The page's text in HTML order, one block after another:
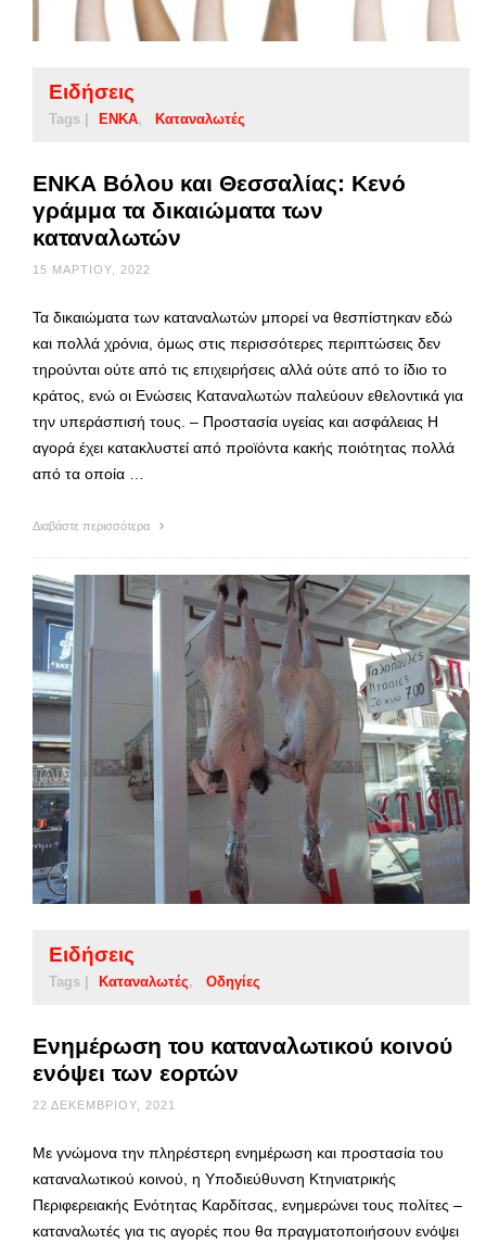
Ειδήσεις
Tags | ΕΝΚΑ Καταναλωτές
ΕΝΚΑ Βόλου και Θεσσαλίας: Κενό
γράμμα τα δικαιώματα των
καταναλωτών
15 ΜΑΡΤΊΟΥ, 2022
Τα δικαιώματα των καταναλωτών μπορεί να θεσπίστηκαν εδώ
και πολλά χρόνια, όμως στις περισσότερες περιπτώσεις δεν
τηρούνται ούτε από τις επιχειρήσεις αλλά ούτε από το ίδιο το
κράτος, ενώ οι Ενώσεις Καταναλωτών παλεύουν εθελοντικά για
την υπεράσπισή τους. – Προστασία υγείας και ασφάλειας Η
αγορά έχει κατακλυστεί από προϊόντα κακής ποιότητας πολλά
από τα οποία …
Διαβάστε περισσότερα
Ειδήσεις
Tags | Καταναλωτές Οδηγίες
Ενημέρωση του καταναλωτικού κοινού
ενόψει των εορτών
22 ΔΕΚΕΜΒΡΊΟΥ, 2021
Με γνώμονα την πληρέστερη ενημέρωση και προστασία του
καταναλωτικού κοινού, η Υποδιεύθυνση Κτηνιατρικής
Περιφερειακής Ενότητας Καρδίτσας, ενημερώνει τους πολίτες –
καταναλωτές για τις αγορές που θα πραγματοποιήσουν ενόψει